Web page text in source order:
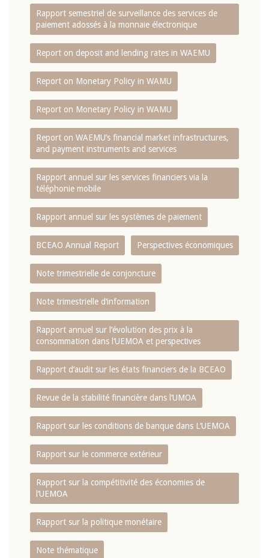
Rapport semestriel de surveillance des services de
paiement adossés à la monnaie électronique
Report on deposit and lending rates in WAEMU
Report on Monetary Policy in WAMU
Report on Monetary Policy in WAMU
Report on WAEMU’s financial market infrastructures,
and payment instruments and services
Rapport annuel sur les services financiers via la
téléphonie mobile
Rapport annuel sur les systèmes de paiement
BCEAO Annual Report Perspectives économiques
Note trimestrielle de conjoncture
Note trimestrielle d‘information
Rapport annuel sur l‘évolution des prix à la
consommation dans l‘UEMOA et perspectives
Rapport d‘audit sur les états financiers de la BCEAO
Revue de la stabilité financière dans l‘UMOA
Rapport sur les conditions de banque dans L‘UEMOA
Rapport sur le commerce extérieur
Rapport sur la compétitivité des économies de
l‘UEMOA
Rapport sur la politique monétaire
Note thématique